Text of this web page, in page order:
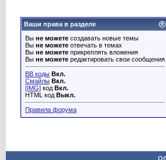
Ваши права в разделе
Вы не можете создавать новые темы
Вы не можете отвечать в темах
Вы не можете прикреплять вложения
Вы не можете редактировать свои сообщения
BB коды Вкл.
Смайлы Вкл.
[IMG] код Вкл.
HTML код Выкл.
Правила форума